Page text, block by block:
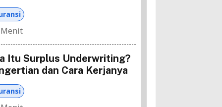
Itu Surplus Underwriting?
dan Cara Kerjanya